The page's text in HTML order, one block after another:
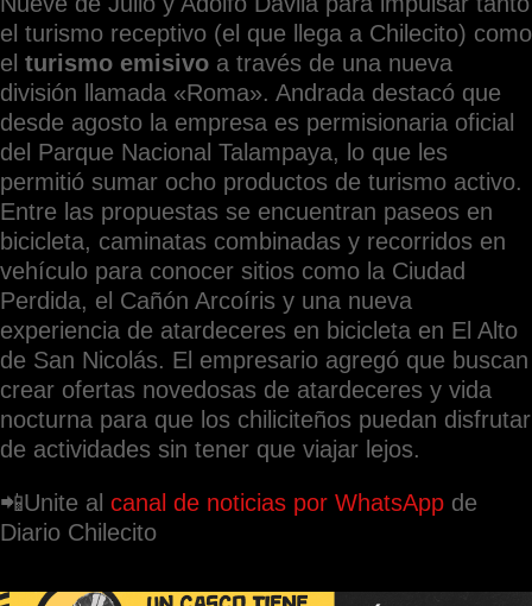
el turismo receptivo (el que llega a Chilecito) como
el turismo emisivo a través de una nueva
división llamada «Roma». Andrada destacó que
desde agosto la empresa es permisionaria oficial
del Parque Nacional Talampaya, lo que les
permitió sumar ocho productos de turismo activo.
Entre las propuestas se encuentran paseos en
bicicleta, caminatas combinadas y recorridos en
vehículo para conocer sitios como la Ciudad
Perdida, el Cañón Arcoíris y una nueva
experiencia de atardeceres en bicicleta en El Alto
de San Nicolás. El empresario agregó que buscan
crear ofertas novedosas de atardeceres y vida
nocturna para que los chiliciteños puedan disfrutar
de actividades sin tener que viajar lejos.
📲Unite al canal de noticias por WhatsApp de
Diario Chilecito